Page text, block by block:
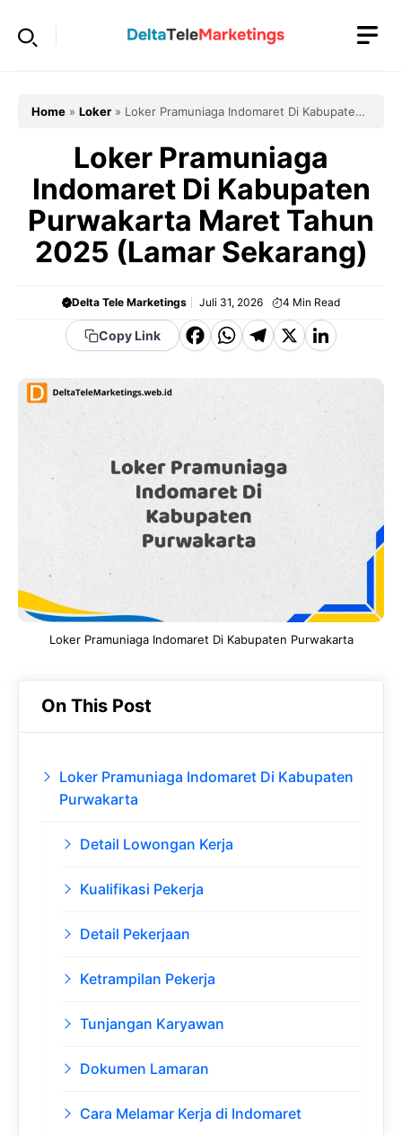
Home » Loker » Loker Pramuniaga Indomaret Di Kabupaten
Loker Pramuniaga
Indomaret Di Kabupaten
Purwakarta Maret Tahun
2025 (Lamar Sekarang)
Delta Tele Marketings Juli 31, 2026 4 Min Read
Copy Link
F
e
o
o
k
W
a
t
A
p
p
T
g
r
a
m
X Li
k
e
Loker Pramuniaga Indomaret Di Kabupaten Purwakarta
On This Post
Loker Pramuniaga Indomaret Di Kabupaten
Purwakarta
Detail Lowongan Kerja
Kualifikasi Pekerja
Detail Pekerjaan
Ketrampilan Pekerja
Tunjangan Karyawan
Dokumen Lamaran
Cara Melamar Kerja di Indomaret